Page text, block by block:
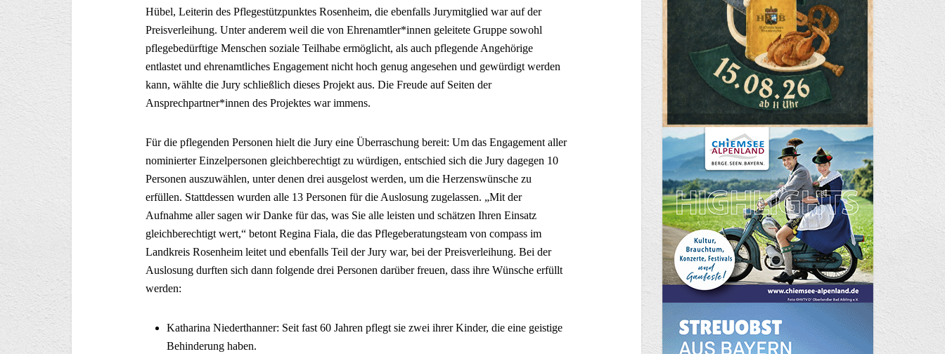
Hübel, Leiterin des Pflegestützpunktes Rosenheim, die ebenfalls Jurymitglied war auf der
Preisverleihung. Unter anderem weil die von Ehrenamtler*innen geleitete Gruppe sowohl
pflegebedürftige Menschen soziale Teilhabe ermöglicht, als auch pflegende Angehörige
entlastet und ehrenamtliches Engagement nicht hoch genug angesehen und gewürdigt werden
kann, wählte die Jury schließlich dieses Projekt aus. Die Freude auf Seiten der
Ansprechpartner*innen des Projektes war immens.
Für die pflegenden Personen hielt die Jury eine Überraschung bereit: Um das Engagement aller
nominierter Einzelpersonen gleichberechtigt zu würdigen, entschied sich die Jury dagegen 10
Personen auszuwählen, unter denen drei ausgelost werden, um die Herzenswünsche zu
erfüllen. Stattdessen wurden alle 13 Personen für die Auslosung zugelassen. „Mit der
Aufnahme aller sagen wir Danke für das, was Sie alle leisten und schätzen Ihren Einsatz
gleichberechtigt wert,“ betont Regina Fiala, die das Pflegeberatungsteam von compass im
Landkreis Rosenheim leitet und ebenfalls Teil der Jury war, bei der Preisverleihung. Bei der
Auslosung durften sich dann folgende drei Personen darüber freuen, dass ihre Wünsche erfüllt
werden:
Katharina Niederthanner: Seit fast 60 Jahren pflegt sie zwei ihrer Kinder, die eine geistige
Behinderung haben.